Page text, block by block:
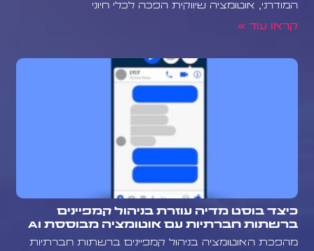
המודרני, אוטומציה שיווקית הפכה לכלי חיוני
קראו עוד »
כיצד בוסט מדיה עוזרת בניהול קמפיינים
ברשתות חברתיות עם אוטומציה מבוססת AI
מהפכת האוטומציה בניהול קמפיינים ברשתות חברתיות